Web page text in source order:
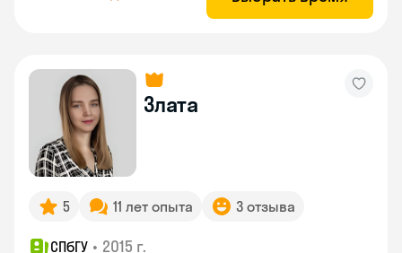
Злата
5 11 лет опыта 3 отзыва
СПбГУ • 2015 г.